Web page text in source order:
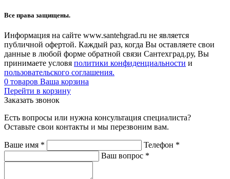
Все права защищены.
Информация на сайте www.santehgrad.ru не является
публичной офертой. Каждый раз, когда Вы оставляете свои
данные в любой форме обратной связи Сантехград.ру, Вы
принимаете условя политики конфиденциальности и
пользовательского соглашения.
0 товаров Ваша корзина
Перейти в корзину
Заказать звонок
Есть вопросы или нужна консультация специалиста?
Оставьте свои контакты и мы перезвоним вам.
Ваше имя * Телефон *
Ваш вопрос *